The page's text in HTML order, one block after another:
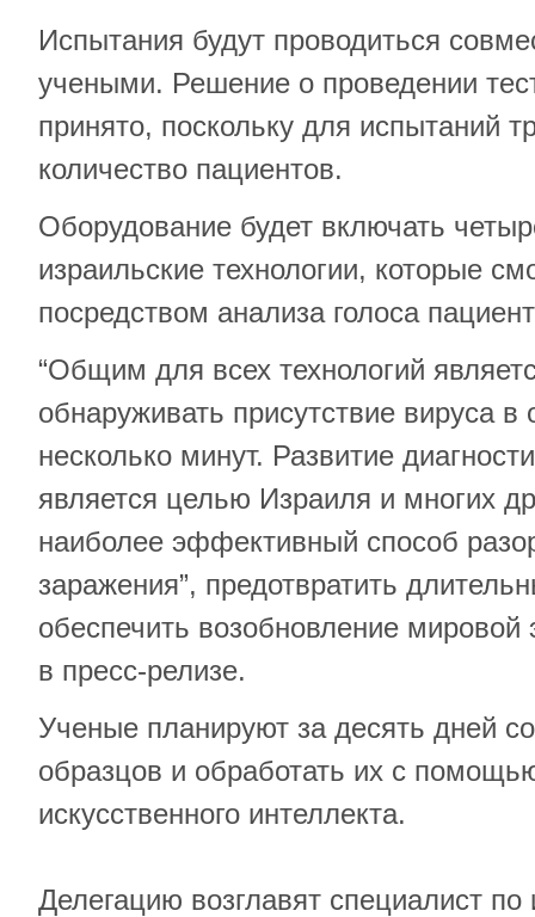
Испытания будут проводиться
учеными. Решение о проведении
принято, поскольку для испытаний
количество пациентов.
Оборудование будет включать
израильские технологии, которые
посредством анализа голоса
“Общим для всех технологий
обнаруживать присутствие вируса
несколько минут. Развитие
является целью Израиля и многих
наиболее эффективный способ
заражения”, предотвратить
обеспечить возобновление мировой
в пресс-релизе.
Ученые планируют за десять дней
образцов и обработать их с
искусственного интеллекта.
Делегацию возглавят специалист